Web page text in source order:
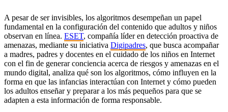
A pesar de ser invisibles, los algoritmos desempeñan un papel
fundamental en la configuración del contenido que adultos y niños
observan en línea. ESET, compañía líder en detección proactiva de
amenazas, mediante su iniciativa Digipadres, que busca acompañar
a madres, padres y docentes en el cuidado de los niños en Internet
con el fin de generar conciencia acerca de riesgos y amenazas en el
mundo digital, analiza qué son los algoritmos, cómo influyen en la
forma en que las infancias interactúan con Internet y cómo pueden
los adultos enseñar y preparar a los más pequeños para que se
adapten a esta información de forma responsable.